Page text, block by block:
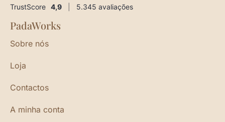
TrustScore 4,9 5.345 avaliações
PadaWorks
Sobre nós
Loja
Contactos
A minha conta